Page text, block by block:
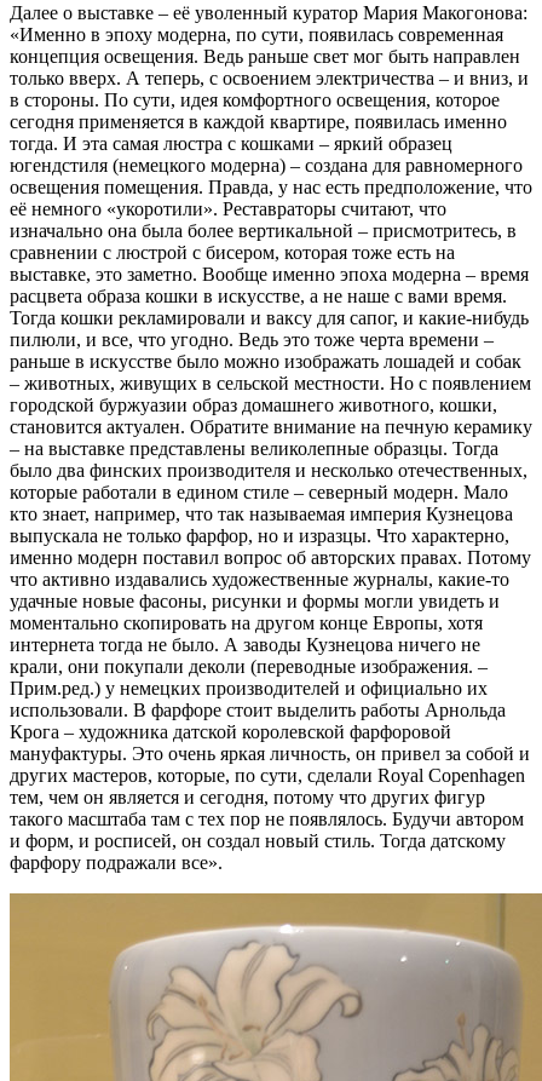
Далее о выставке – её уволенный куратор Мария Макогонова:
«Именно в эпоху модерна, по сути, появилась современная
концепция освещения. Ведь раньше свет мог быть направлен
только вверх. А теперь, с освоением электричества – и вниз, и
в стороны. По сути, идея комфортного освещения, которое
сегодня применяется в каждой квартире, появилась именно
тогда. И эта самая люстра с кошками – яркий образец
югендстиля (немецкого модерна) – создана для равномерного
освещения помещения. Правда, у нас есть предположение, что
её немного «укоротили». Реставраторы считают, что
изначально она была более вертикальной – присмотритесь, в
сравнении с люстрой с бисером, которая тоже есть на
выставке, это заметно. Вообще именно эпоха модерна – время
расцвета образа кошки в искусстве, а не наше с вами время.
Тогда кошки рекламировали и ваксу для сапог, и какие-нибудь
пилюли, и все, что угодно. Ведь это тоже черта времени –
раньше в искусстве было можно изображать лошадей и собак
– животных, живущих в сельской местности. Но с появлением
городской буржуазии образ домашнего животного, кошки,
становится актуален. Обратите внимание на печную керамику
– на выставке представлены великолепные образцы. Тогда
было два финских производителя и несколько отечественных,
которые работали в едином стиле – северный модерн. Мало
кто знает, например, что так называемая империя Кузнецова
выпускала не только фарфор, но и изразцы. Что характерно,
именно модерн поставил вопрос об авторских правах. Потому
что активно издавались художественные журналы, какие-то
удачные новые фасоны, рисунки и формы могли увидеть и
моментально скопировать на другом конце Европы, хотя
интернета тогда не было. А заводы Кузнецова ничего не
крали, они покупали деколи (переводные изображения. –
Прим.ред.) у немецких производителей и официально их
использовали. В фарфоре стоит выделить работы Арнольда
Крога – художника датской королевской фарфоровой
мануфактуры. Это очень яркая личность, он привел за собой и
других мастеров, которые, по сути, сделали Royal Copenhagen
тем, чем он является и сегодня, потому что других фигур
такого масштаба там с тех пор не появлялось. Будучи автором
и форм, и росписей, он создал новый стиль. Тогда датскому
фарфору подражали все».